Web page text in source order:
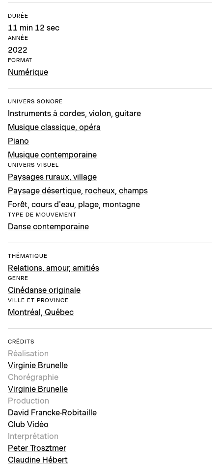
DURÉE
11 min 12 sec
ANNÉE
2022
FORMAT
Numérique
UNIVERS SONORE
Instruments à cordes, violon, guitare
Musique classique, opéra
Piano
Musique contemporaine
UNIVERS VISUEL
Paysages ruraux, village
Paysage désertique, rocheux, champs
Forêt, cours d'eau, plage, montagne
TYPE DE MOUVEMENT
Danse contemporaine
THÉMATIQUE
Relations, amour, amitiés
GENRE
Cinédanse originale
VILLE ET PROVINCE
Montréal, Québec
CRÉDITS
Réalisation
Virginie Brunelle
Chorégraphie
Virginie Brunelle
Production
David Francke-Robitaille
Club Vidéo
Interprétation
Peter Trosztmer
Claudine Hébert